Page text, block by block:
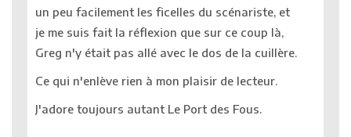
un peu facilement les ficelles du scénariste, et
je me suis fait la réflexion que sur ce coup là,
Greg n'y était pas allé avec le dos de la cuillère.
Ce qui n'enlève rien à mon plaisir de lecteur.
J'adore toujours autant Le Port des Fous.